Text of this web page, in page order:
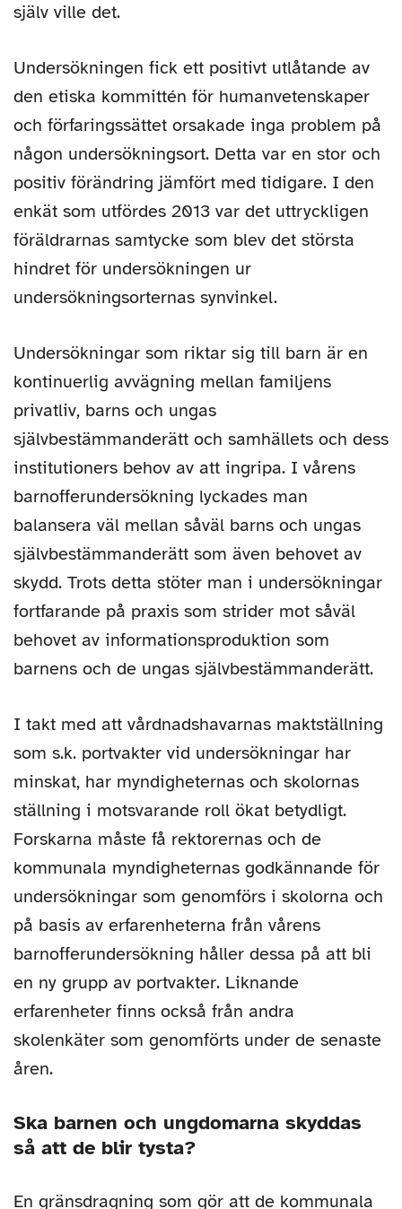
själv ville det.
Undersökningen fick ett positivt utlåtande av
den etiska kommittén för humanvetenskaper
och förfaringssättet orsakade inga problem på
någon undersökningsort. Detta var en stor och
positiv förändring jämfört med tidigare. I den
enkät som utfördes 2013 var det uttryckligen
föräldrarnas samtycke som blev det största
hindret för undersökningen ur
undersökningsorternas synvinkel.
Undersökningar som riktar sig till barn är en
kontinuerlig avvägning mellan familjens
privatliv, barns och ungas
självbestämmanderätt och samhällets och dess
institutioners behov av att ingripa. I vårens
barnofferundersökning lyckades man
balansera väl mellan såväl barns och ungas
självbestämmanderätt som även behovet av
skydd. Trots detta stöter man i undersökningar
fortfarande på praxis som strider mot såväl
behovet av informationsproduktion som
barnens och de ungas självbestämmanderätt.
I takt med att vårdnadshavarnas maktställning
som s.k. portvakter vid undersökningar har
minskat, har myndigheternas och skolornas
ställning i motsvarande roll ökat betydligt.
Forskarna måste få rektorernas och de
kommunala myndigheternas godkännande för
undersökningar som genomförs i skolorna och
på basis av erfarenheterna från vårens
barnofferundersökning håller dessa på att bli
en ny grupp av portvakter. Liknande
erfarenheter finns också från andra
skolenkäter som genomförts under de senaste
åren.
Ska barnen och ungdomarna skyddas
så att de blir tysta?
En gränsdragning som gör att de kommunala